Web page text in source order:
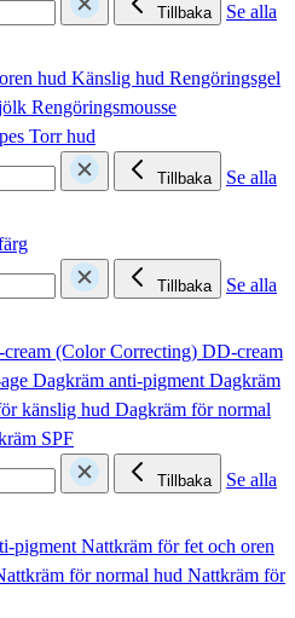
Tillbaka
Se alla
hud Känslig hud Rengöringsgel
Rengöringsmousse
Torr hud
Tillbaka
Se alla
Tillbaka
Se alla
(Color Correcting) DD-cream
Dagkräm anti-pigmentDagkräm
känslig hud Dagkräm för normal
SPF
Tillbaka
Se alla
pigmentNattkräm för fet och oren
för normal hud Nattkräm för